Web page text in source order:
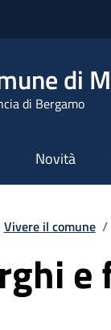
di
di Bergamo
Novità
Vivere il comune /
e